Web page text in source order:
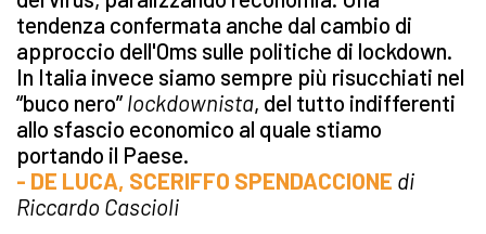
tendenza confermata anche dal cambio di
approccio dell'Oms sulle politiche di lockdown.
In Italia invece siamo sempre più risucchiati nel
“buco nero” lockdownista, del tutto indifferenti
allo sfascio economico al quale stiamo
portando il Paese.
- DE LUCA, SCERIFFO SPENDACCIONE di
Riccardo Cascioli